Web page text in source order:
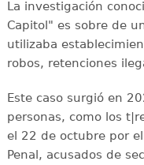
La investigación
Capitol" es sobre de
utilizaba
robos, retenciones
Este caso surgió en
personas, como los
el 22 de octubre por
Penal, acusados de